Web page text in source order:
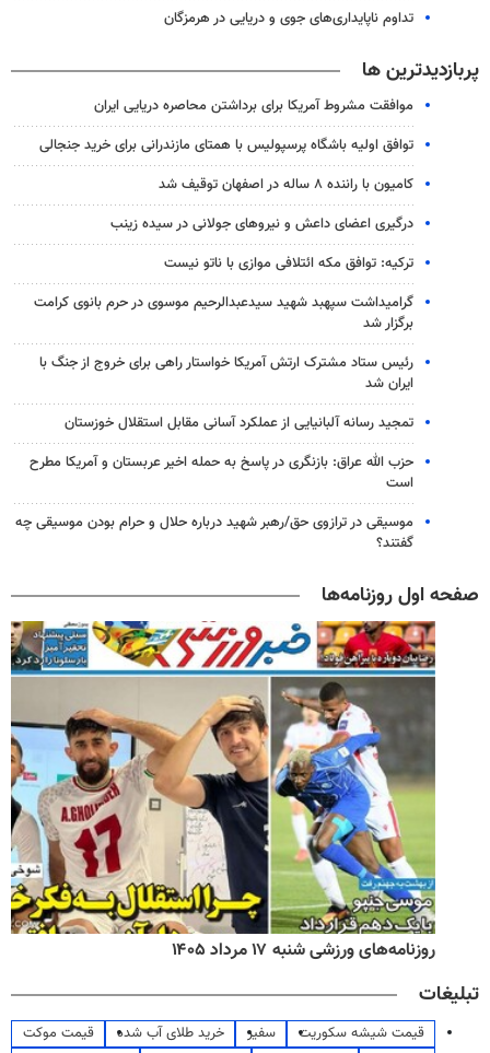
تداوم ناپایداری‌های جوی و دریایی در هرمزگان
پربازدیدترین ها
موافقت مشروط آمریکا برای برداشتن محاصره دریایی ایران
توافق اولیه باشگاه پرسپولیس با همتای مازندرانی برای خرید جنجالی
کامیون با راننده ۸ ساله در اصفهان توقیف شد
درگیری اعضای داعش و نیروهای جولانی در سیده زینب
ترکیه: توافق مکه ائتلافی موازی با ناتو نیست
گرامیداشت سپهبد شهید سیدعبدالرحیم موسوی در حرم بانوی کرامت
برگزار شد
رئیس ستاد مشترک ارتش آمریکا خواستار راهی برای خروج از جنگ با
ایران شد
تمجید رسانه آلبانیایی از عملکرد آسانی مقابل استقلال خوزستان
حزب الله عراق: بازنگری در پاسخ به حمله اخیر عربستان و آمریکا مطرح
است
موسیقی در ترازوی حق/رهبر شهید درباره حلال و حرام بودن موسیقی چه
گفتند؟
صفحه اول روزنامه‌ها
روزنامه‌های ورزشی شنبه ۱۷ مرداد ۱۴۰۵
تبلیغات
قیمت شیشه سکوریت سفیر خرید طلای آب شده
قیمت موکت